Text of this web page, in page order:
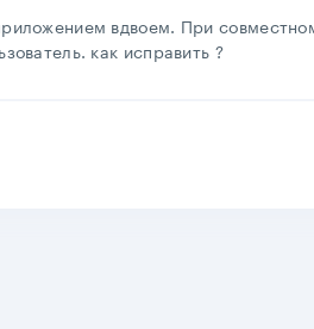
вдвоем. При
как исправить ?